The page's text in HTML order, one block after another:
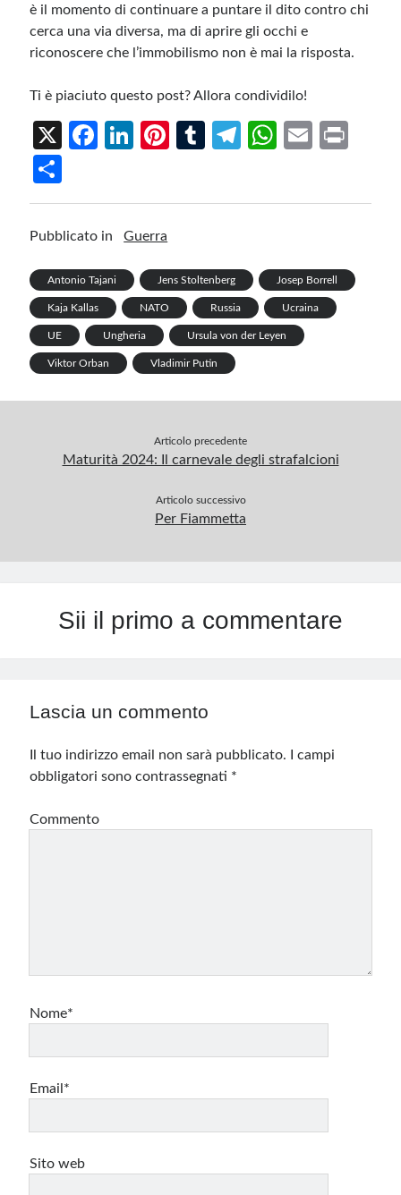
è il momento di continuare a puntare il dito contro chi
cerca una via diversa, ma di aprire gli occhi e
riconoscere che l’immobilismo non è mai la risposta.
Ti è piaciuto questo post? Allora condividilo!
X
Fa
o
k
Li
n
Pi
T
Te
W
p
p
E
h
ar
Pubblicato in Guerra
Antonio Tajani Jens Stoltenberg Josep Borrell
Kaja Kallas NATO Russia Ucraina
UE Ungheria Ursula von der Leyen
Viktor Orban Vladimir Putin
Articolo precedente
Maturità 2024: Il carnevale degli strafalcioni
Articolo successivo
Per Fiammetta
Sii il primo a commentare
Lascia un commento
Il tuo indirizzo email non sarà pubblicato.
I campi
obbligatori sono contrassegnati *
Commento
Nome*
Email*
Sito web